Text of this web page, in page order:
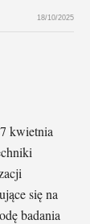
18/10/2025
kwietnia
się na
badania